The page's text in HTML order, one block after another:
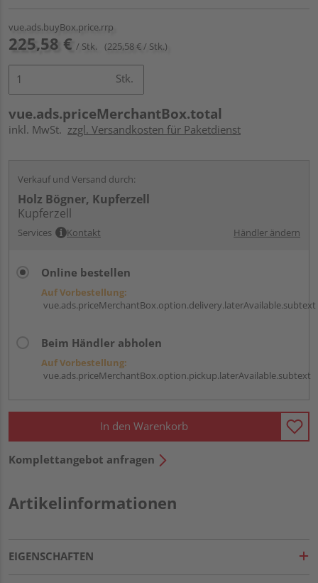
vue.ads.buyBox.price.rrp
225,58 € / Stk. (225,58 € / Stk.)
Stk.
vue.ads.priceMerchantBox.total
inkl. MwSt. zzgl. Versandkosten für Paketdienst
Verkauf und Versand durch:
Holz Bögner, Kupferzell
Kupferzell
Services Kontakt Händler ändern
Online bestellen
Auf Vorbestellung:
vue.ads.priceMerchantBox.option.delivery.laterAvailable.subtext
Beim Händler abholen
Auf Vorbestellung:
vue.ads.priceMerchantBox.option.pickup.laterAvailable.subtext
In den Warenkorb
Komplettangebot anfragen
Artikelinformationen
EIGENSCHAFTEN